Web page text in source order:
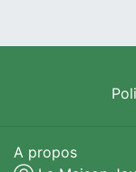
A propos